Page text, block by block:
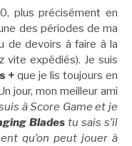
plus précisément en
des périodes de ma
de devoirs à faire à la
vite expédiés). Je suis
+ que je lis toujours en
jour, mon meilleur ami
à Score Game et je
Blades tu sais s’il
qu’on peut jouer à